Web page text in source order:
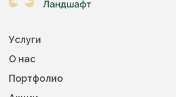
Услуги
О нас
Портфолио